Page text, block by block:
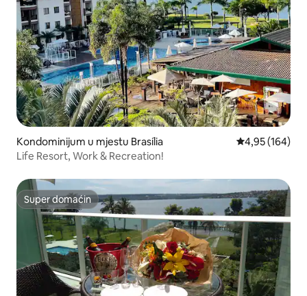
Kondominijum u mjestu Brasília prosječna
4,95 (164)
Life Resort, Work & Recreation!
Super domaćin
Super domaćin